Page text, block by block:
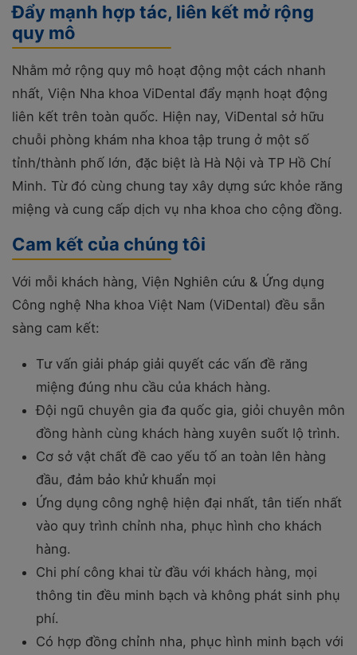
Đẩy mạnh hợp tác, liên kết mở rộng
quy mô
Nhằm mở rộng quy mô hoạt động một cách nhanh
nhất, Viện Nha khoa ViDental đẩy mạnh hoạt động
liên kết trên toàn quốc. Hiện nay, ViDental sở hữu
chuỗi phòng khám nha khoa tập trung ở một số
tỉnh/thành phố lớn, đặc biệt là Hà Nội và TP Hồ Chí
Minh. Từ đó cùng chung tay xây dựng sức khỏe răng
miệng và cung cấp dịch vụ nha khoa cho cộng đồng.
Cam kết của chúng tôi
Với mỗi khách hàng, Viện Nghiên cứu & Ứng dụng
Công nghệ Nha khoa Việt Nam (ViDental) đều sẵn
sàng cam kết:
Tư vấn giải pháp giải quyết các vấn đề răng
miệng đúng nhu cầu của khách hàng.
Đội ngũ chuyên gia đa quốc gia, giỏi chuyên môn
đồng hành cùng khách hàng xuyên suốt lộ trình.
Cơ sở vật chất đề cao yếu tố an toàn lên hàng
đầu, đảm bảo khử khuẩn mọi
Ứng dụng công nghệ hiện đại nhất, tân tiến nhất
vào quy trình chỉnh nha, phục hình cho khách
hàng.
Chi phí công khai từ đầu với khách hàng, mọi
thông tin đều minh bạch và không phát sinh phụ
phí.
Có hợp đồng chỉnh nha, phục hình minh bạch với